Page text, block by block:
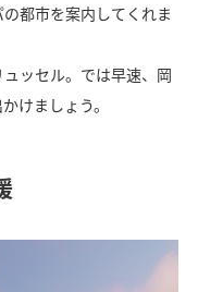
都市を案内してくれま
ッセル。では早速、岡
けましょう。